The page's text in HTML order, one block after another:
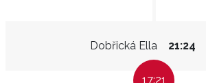
Dobřická Ella 21:24
17:21